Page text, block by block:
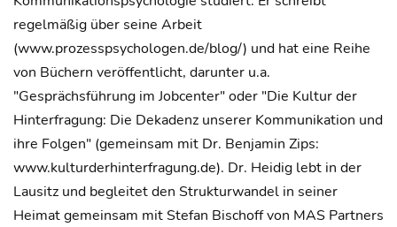
regelmäßig über seine Arbeit
(www.prozesspsychologen.de/blog/) und hat eine Reihe
von Büchern veröffentlicht, darunter u.a.
"Gesprächsführung im Jobcenter" oder "Die Kultur der
Hinterfragung: Die Dekadenz unserer Kommunikation und
ihre Folgen" (gemeinsam mit Dr. Benjamin Zips:
www.kulturderhinterfragung.de). Dr. Heidig lebt in der
Lausitz und begleitet den Strukturwandel in seiner
Heimat gemeinsam mit Stefan Bischoff von MAS Partners